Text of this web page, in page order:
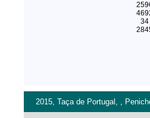
34
2015, Taça de Portugal, ,